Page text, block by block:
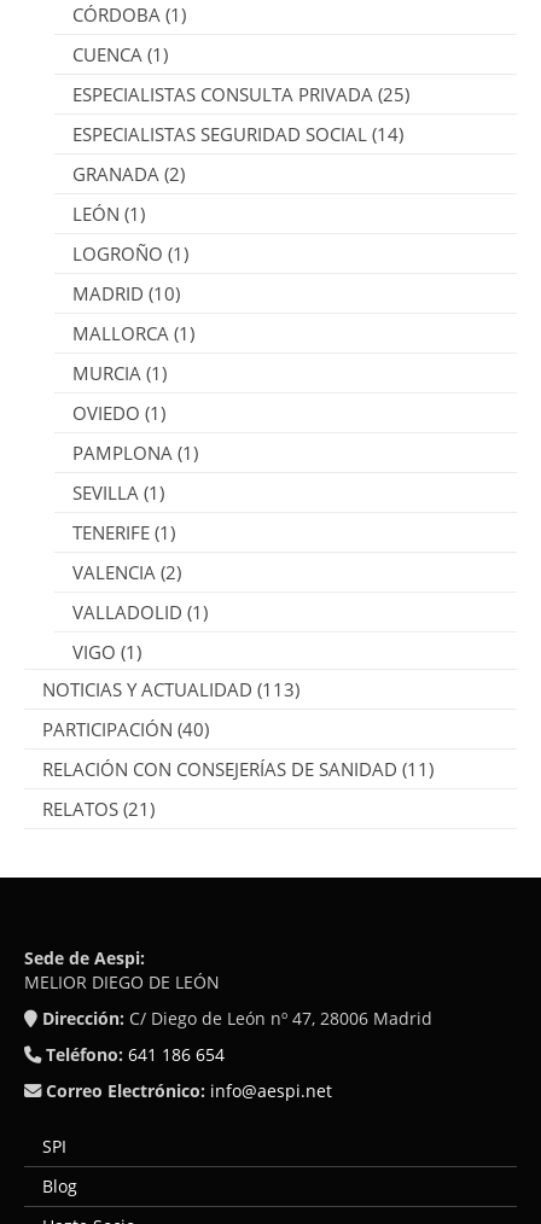
CÓRDOBA (1)
CUENCA (1)
ESPECIALISTAS CONSULTA PRIVADA (25)
ESPECIALISTAS SEGURIDAD SOCIAL (14)
GRANADA (2)
LEÓN (1)
LOGROÑO (1)
MADRID (10)
MALLORCA (1)
MURCIA (1)
OVIEDO (1)
PAMPLONA (1)
SEVILLA (1)
TENERIFE (1)
VALENCIA (2)
VALLADOLID (1)
VIGO (1)
NOTICIAS Y ACTUALIDAD (113)
PARTICIPACIÓN (40)
RELACIÓN CON CONSEJERÍAS DE SANIDAD (11)
RELATOS (21)
Sede de Aespi:
MELIOR DIEGO DE LEÓN
Dirección: C/ Diego de León nº 47, 28006 Madrid
Teléfono: 641 186 654
Correo Electrónico: info@aespi.net
SPI
Blog